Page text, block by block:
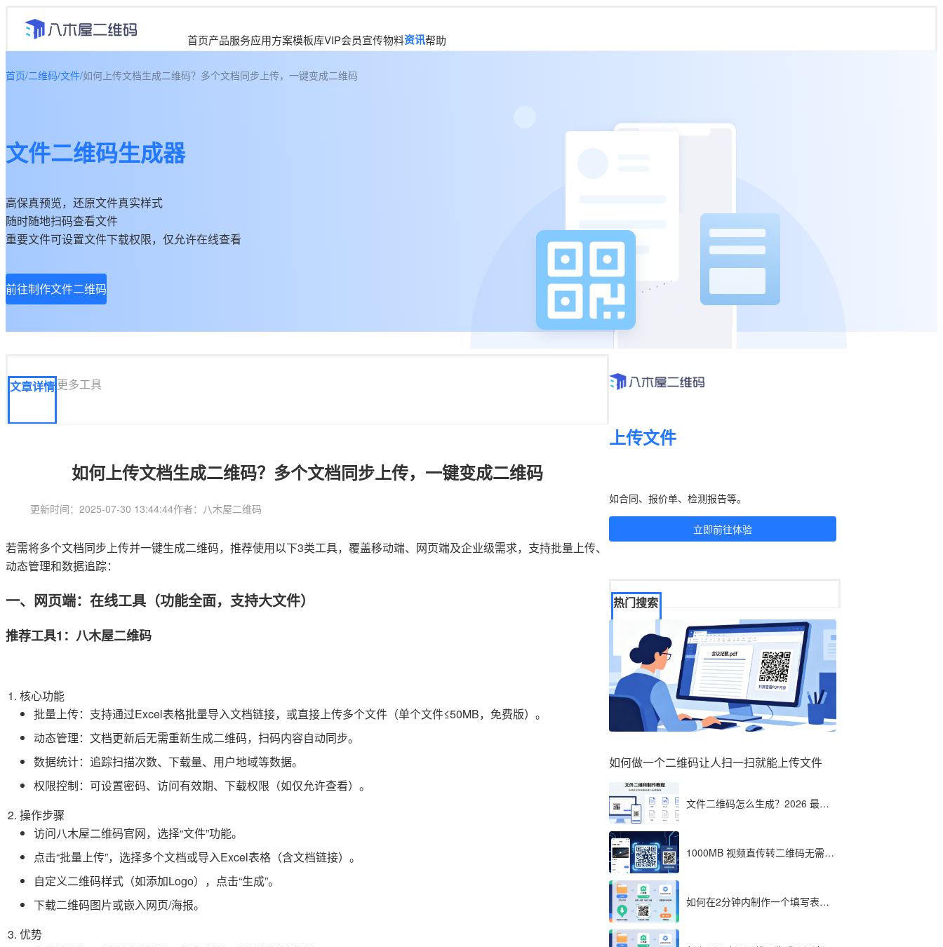
首页产品服务应用方案模板库VIP会员宣传物料资讯帮助
首页/二维码/文件/如何上传文档生成二维码？多个文档同步上传，一键变成二维码
文件二维码生成器
高保真预览，还原文件真实样式
随时随地扫码查看文件
重要文件可设置文件下载权限，仅允许在线查看
前往制作文件二维码
文章详情更多工具
如何上传文档生成二维码？多个文档同步上传，一键变成二维码
更新时间：2025-07-30 13:44:44作者：八木屋二维码
若需将多个文档同步上传并一键生成二维码，推荐使用以下3类工具，覆盖移动端、网页端及企业级需求，支持批量上传、
动态管理和数据追踪：
一、网页端：在线工具（功能全面，支持大文件）
推荐工具1：八木屋二维码
核心功能
批量上传：支持通过Excel表格批量导入文档链接，或直接上传多个文件（单个文件≤50MB，免费版）。
动态管理：文档更新后无需重新生成二维码，扫码内容自动同步。
数据统计：追踪扫描次数、下载量、用户地域等数据。
权限控制：可设置密码、访问有效期、下载权限（如仅允许查看）。
操作步骤
访问八木屋二维码官网，选择“文件”功能。
点击“批量上传”，选择多个文档或导入Excel表格（含文档链接）。
自定义二维码样式（如添加Logo），点击“生成”。
下载二维码图片或嵌入网页/海报。
优势
上传文件
立刻生成二维码！
如合同、报价单、检测报告等。
立即前往体验
热门搜索
如何做一个二维码让人扫一扫就能上传文件
文件二维码怎么生成？2026 最全
1000MB 视频直传转二维码无需压
如何在2分钟内制作一个填写表格